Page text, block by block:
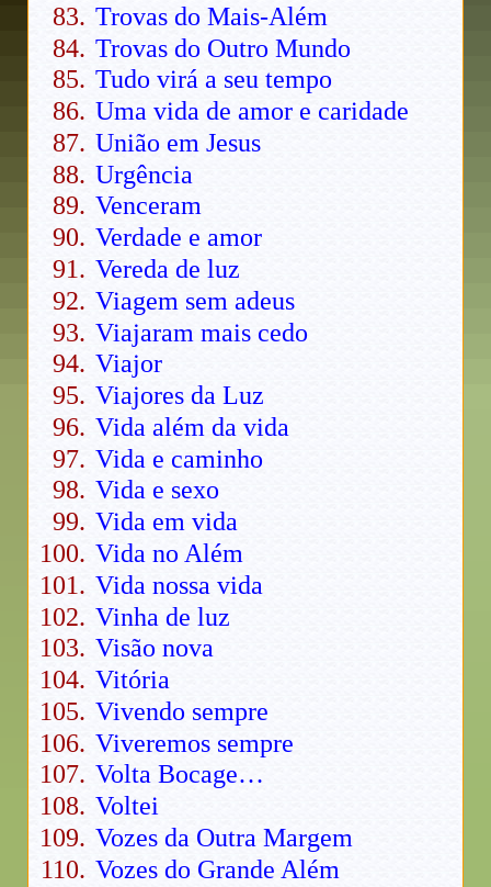
Trovas do Mais-Além
Trovas do Outro Mundo
Tudo virá a seu tempo
Uma vida de amor e caridade
União em Jesus
Urgência
Venceram
Verdade e amor
Vereda de luz
Viagem sem adeus
Viajaram mais cedo
Viajor
Viajores da Luz
Vida além da vida
Vida e caminho
Vida e sexo
Vida em vida
Vida no Além
Vida nossa vida
Vinha de luz
Visão nova
Vitória
Vivendo sempre
Viveremos sempre
Volta Bocage…
Voltei
Vozes da Outra Margem
Vozes do Grande Além